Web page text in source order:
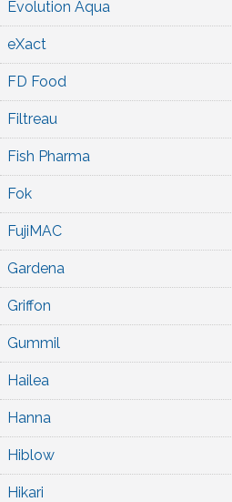
Evolution Aqua
eXact
FD Food
Filtreau
Fish Pharma
Fok
FujiMAC
Gardena
Griffon
Gummil
Hailea
Hanna
Hiblow
Hikari